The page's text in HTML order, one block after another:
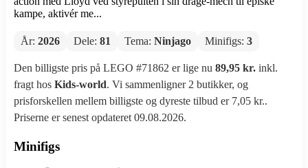
kampe, aktivér me...
År: 2026 Dele: 81 Tema: Ninjago Minifigs: 3
Den billigste pris på LEGO #71862 er lige nu 89,95 kr. inkl.
fragt hos Kids-world. Vi sammenligner 2 butikker, og
prisforskellen mellem billigste og dyreste tilbud er 7,05 kr..
Priserne er senest opdateret 09.08.2026.
Minifigs